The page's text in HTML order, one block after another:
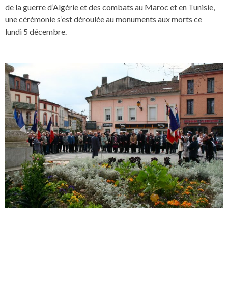
de la guerre d’Algérie et des combats au Maroc et en Tunisie,
une cérémonie s’est déroulée au monuments aux morts ce
lundi 5 décembre.